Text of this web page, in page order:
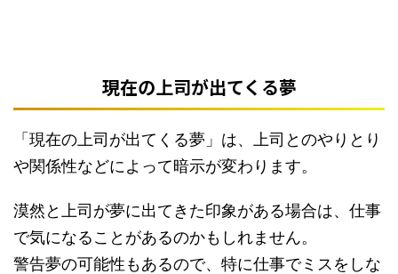
現在の上司が出てくる夢
「現在の上司が出てくる夢」は、上司とのやりとり
や関係性などによって暗示が変わります。
漠然と上司が夢に出てきた印象がある場合は、仕事
で気になることがあるのかもしれません。
警告夢の可能性もあるので、特に仕事でミスをしな